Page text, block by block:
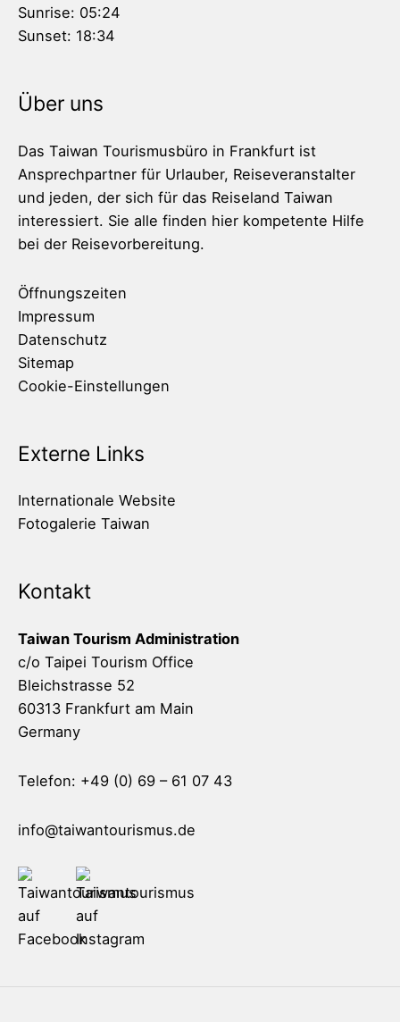
Sunrise: 05:24
Sunset: 18:34
Über uns
Das Taiwan Tourismusbüro in Frankfurt ist
Ansprechpartner für Urlauber, Reiseveranstalter
und jeden, der sich für das Reiseland Taiwan
interessiert. Sie alle finden hier kompetente Hilfe
bei der Reisevorbereitung.
Öffnungszeiten
Impressum
Datenschutz
Sitemap
Cookie-Einstellungen
Externe Links
Internationale Website
Fotogalerie Taiwan
Kontakt
Taiwan Tourism Administration
c/o Taipei Tourism Office
Bleichstrasse 52
60313 Frankfurt am Main
Germany
Telefon: +49 (0) 69 – 61 07 43
info@taiwantourismus.de